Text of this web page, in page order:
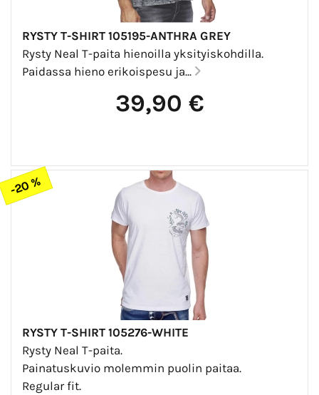
RYSTY T-SHIRT 105195-ANTHRA GREY
Rysty Neal T-paita hienoilla yksityiskohdilla.
Paidassa hieno erikoispesu ja...
39,90 €
-20 %
RYSTY T-SHIRT 105276-WHITE
Rysty Neal T-paita.
Painatuskuvio molemmin puolin paitaa.
Regular fit.